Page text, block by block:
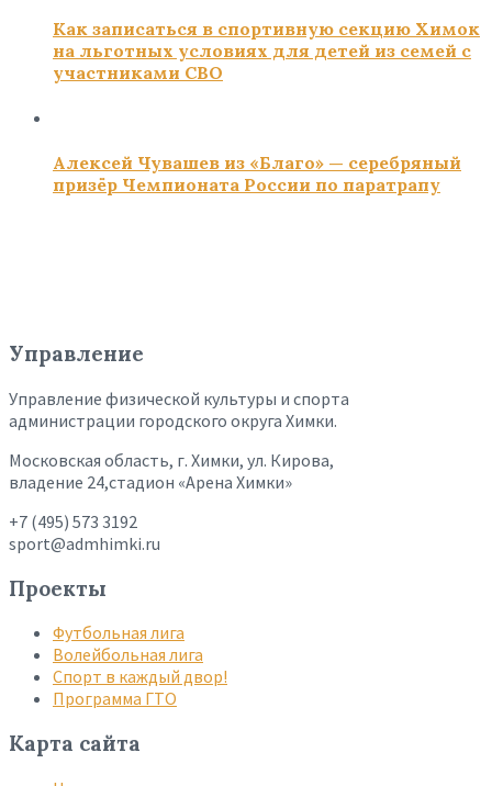
Как записаться в спортивную секцию Химок
на льготных условиях для детей из семей с
участниками СВО
Алексей Чувашев из «Благо» — серебряный
призёр Чемпионата России по паратрапу
Управление
Управление физической культуры и спорта
администрации городского округа Химки.
Московская область, г. Химки, ул. Кирова,
владение 24,стадион «Арена Химки»
+7 (495) 573 3192
sport@admhimki.ru
Проекты
Футбольная лига
Волейбольная лига
Спорт в каждый двор!
Программа ГТО
Карта сайта